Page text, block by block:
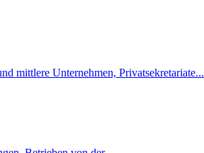
mittlere Unternehmen, Privatsekretariate...